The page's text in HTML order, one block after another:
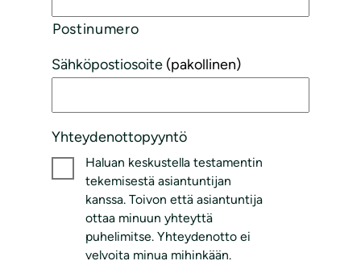
Postinumero
Sähköpostiosoite (pakollinen)
Yhteydenottopyyntö
Haluan keskustella testamentin
tekemisestä asiantuntijan
kanssa. Toivon että asiantuntija
ottaa minuun yhteyttä
puhelimitse. Yhteydenotto ei
velvoita minua mihinkään.